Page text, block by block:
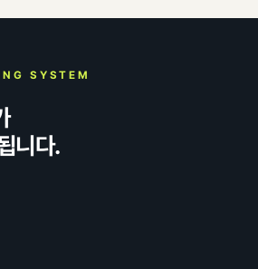
SYSTEM
니다.